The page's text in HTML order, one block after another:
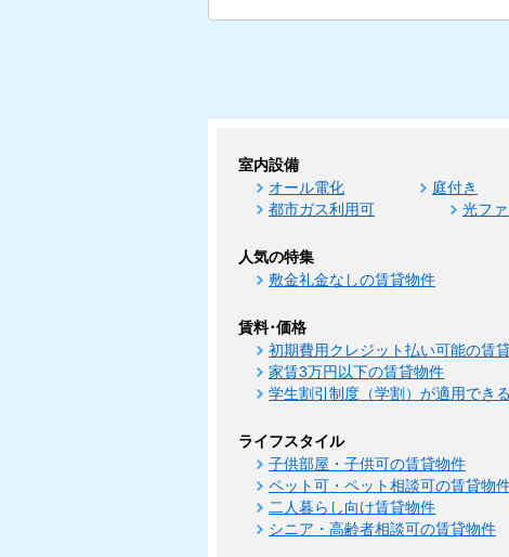
室内設備
オール電化 庭付き
都市ガス利用可
光フ
人気の特集
敷金礼金なしの賃貸物件
賃料･価格
初期費用クレジット払い可能の賃
家賃3万円以下の賃貸物件
学生割引制度（学割）が適用でき
ライフスタイル
子供部屋・子供可の賃貸物件
ペット可・ペット相談可の賃貸物
二人暮らし向け賃貸物件
シニア・高齢者相談可の賃貸物件